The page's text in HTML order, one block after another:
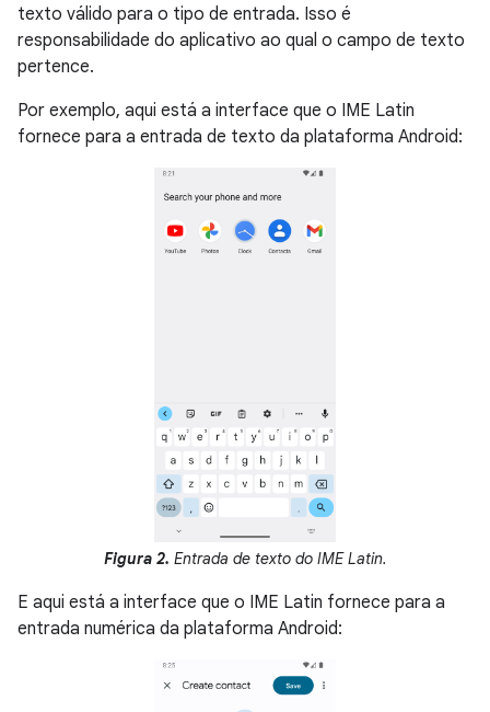
texto válido para o tipo de entrada. Isso é
responsabilidade do aplicativo ao qual o campo de texto
pertence.
Por exemplo, aqui está a interface que o IME Latin
fornece para a entrada de texto da plataforma Android:
Figura 2. Entrada de texto do IME Latin.
E aqui está a interface que o IME Latin fornece para a
entrada numérica da plataforma Android: